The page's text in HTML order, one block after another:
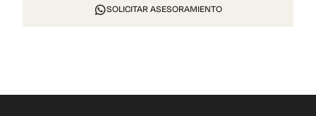
SOLICITAR ASESORAMIENTO